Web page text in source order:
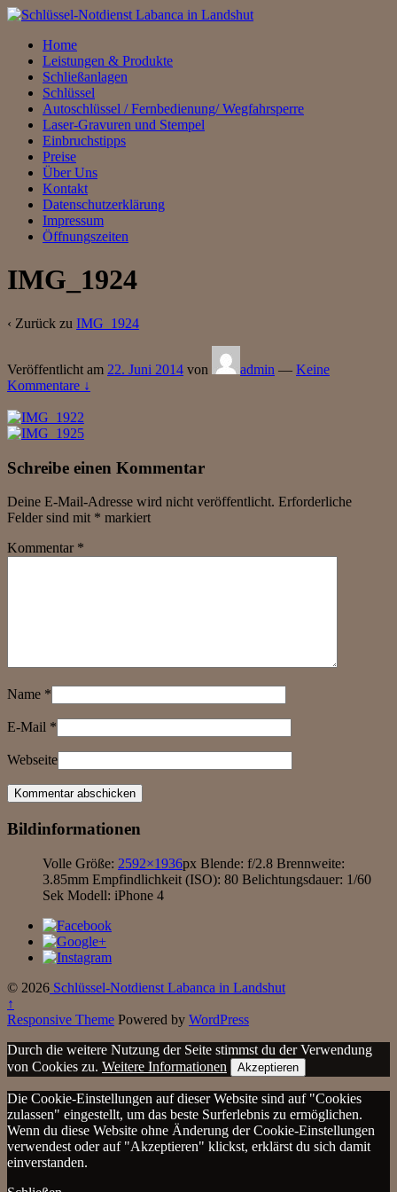
↓
zentralen
Inhalt
Home
Leistungen & Produkte
Schließanlagen
Schlüssel
Autoschlüssel / Fernbedienung/ Wegfahrsperre
Laser-Gravuren und Stempel
Einbruchstipps
Preise
Über Uns
Kontakt
Datenschutzerklärung
Impressum
Öffnungszeiten
IMG_1924
‹ Zurück zu IMG_1924
Veröffentlicht am 22. Juni 2014 von admin — Keine
Kommentare ↓
Schreibe einen Kommentar
Deine E-Mail-Adresse wird nicht veröffentlicht. Erforderliche
Felder sind mit * markiert
Kommentar *
Name *
E-Mail *
Webseite
Bildinformationen
Volle Größe: 2592×1936px Blende: f/2.8 Brennweite:
3.85mm Empfindlichkeit (ISO): 80 Belichtungsdauer: 1/60
Sek Modell: iPhone 4
© 2026 Schlüssel-Notdienst Labanca in Landshut
↑
Responsive Theme Powered by WordPress
Durch die weitere Nutzung der Seite stimmst du der Verwendung
von Cookies zu. Weitere Informationen Akzeptieren
Die Cookie-Einstellungen auf dieser Website sind auf "Cookies
zulassen" eingestellt, um das beste Surferlebnis zu ermöglichen.
Wenn du diese Website ohne Änderung der Cookie-Einstellungen
verwendest oder auf "Akzeptieren" klickst, erklärst du sich damit
einverstanden.